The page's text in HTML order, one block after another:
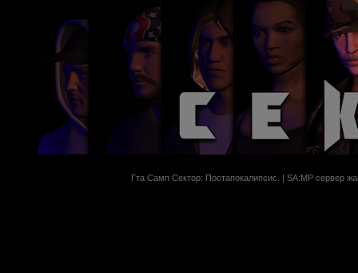
Гта Самп Сектор: Постапокалипсиc. | SA:MP сервер